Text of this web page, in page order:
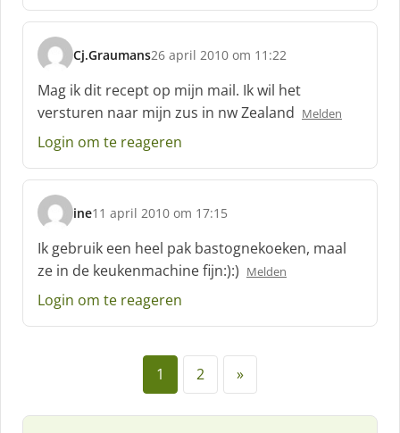
Cj.Graumans
s
c
h
r
e
f
26 april 2010 om 11:22
Mag ik dit recept op mijn mail. Ik wil het
versturen naar mijn zus in nw Zealand Melden
Login om te reageren
ine
s
c
h
r
e
11 april 2010 om 17:15
Ik gebruik een heel pak bastognekoeken, maal
ze in de keukenmachine fijn:):) Melden
Login om te reageren
1 2 »